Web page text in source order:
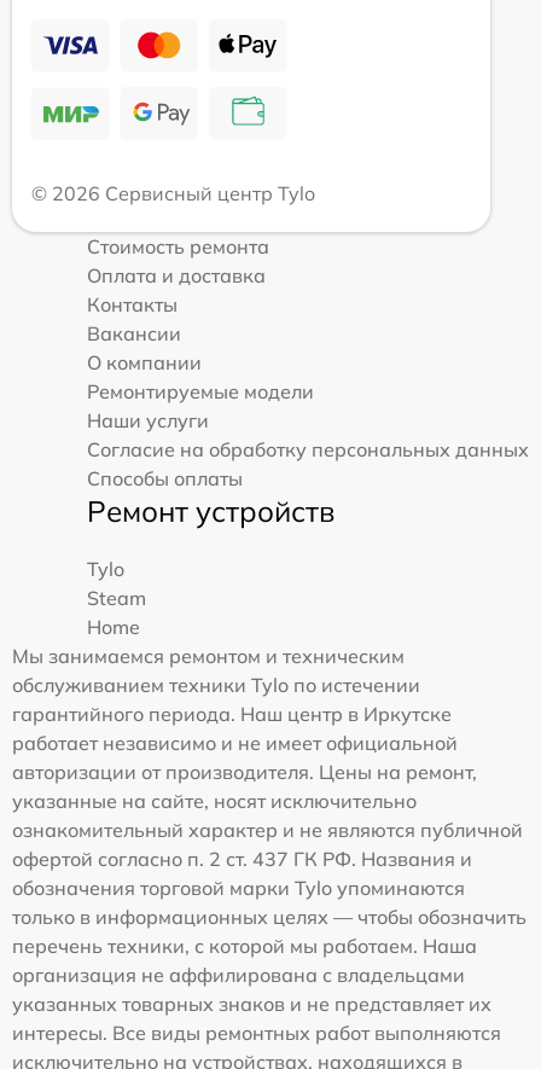
© 2026 Сервисный центр Tylo
Стоимость ремонта
Оплата и доставка
Контакты
Вакансии
О компании
Ремонтируемые модели
Наши услуги
Согласие на обработку персональных данных
Способы оплаты
Ремонт устройств
Tylo
Steam
Home
Мы занимаемся ремонтом и техническим
обслуживанием техники Tylo по истечении
гарантийного периода. Наш центр в Иркутске
работает независимо и не имеет официальной
авторизации от производителя. Цены на ремонт,
указанные на сайте, носят исключительно
ознакомительный характер и не являются публичной
офертой согласно п. 2 ст. 437 ГК РФ. Названия и
обозначения торговой марки Tylo упоминаются
только в информационных целях — чтобы обозначить
перечень техники, с которой мы работаем. Наша
организация не аффилирована с владельцами
указанных товарных знаков и не представляет их
интересы. Все виды ремонтных работ выполняются
исключительно на устройствах, находящихся в